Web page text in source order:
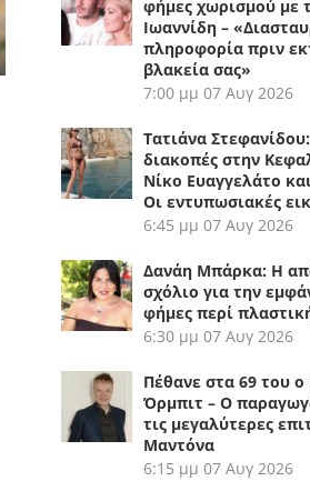
φήμες χωρισμού με
Ιωαννίδη –
πληροφορία πριν
βλακεία σας»
7:00 μμ 07 Αυγ 2026
Τατιάνα
διακοπές στην
Νίκο Ευαγγελάτο
Οι εντυπωσιακές
6:45 μμ 07 Αυγ 2026
Δανάη Μπάρκα: Η
σχόλιο για την
φήμες περί
6:30 μμ 07 Αυγ 2026
Πέθανε στα 69 του ο
Όρμπιτ – Ο
τις μεγαλύτερες
Μαντόνα
6:15 μμ 07 Αυγ 2026